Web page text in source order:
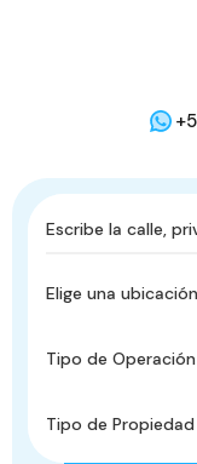
Elige una ubicación
Tipo de Operación
Tipo de Propiedad